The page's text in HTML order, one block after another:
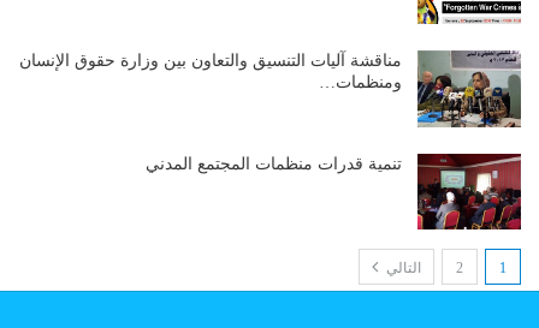
مناقشة آليات التنسيق والتعاون بين وزارة حقوق الإنسان
ومنظمات…
تنمية قدرات منظمات المجتمع المدني
1
2 التالي